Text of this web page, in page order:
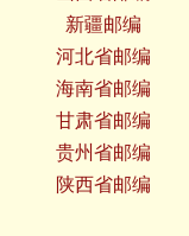
新疆邮编
河北省邮编
海南省邮编
甘肃省邮编
贵州省邮编
陕西省邮编